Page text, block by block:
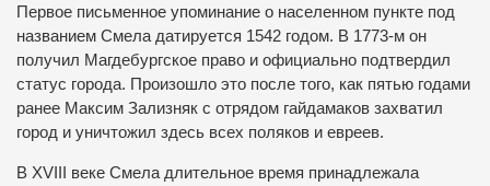
Первое письменное упоминание о населенном пункте под
названием Смела датируется 1542 годом. В 1773-м он
получил Магдебургское право и официально подтвердил
статус города. Произошло это после того, как пятью годами
ранее Максим Зализняк с отрядом гайдамаков захватил
город и уничтожил здесь всех поляков и евреев.
В XVIII веке Смела длительное время принадлежала